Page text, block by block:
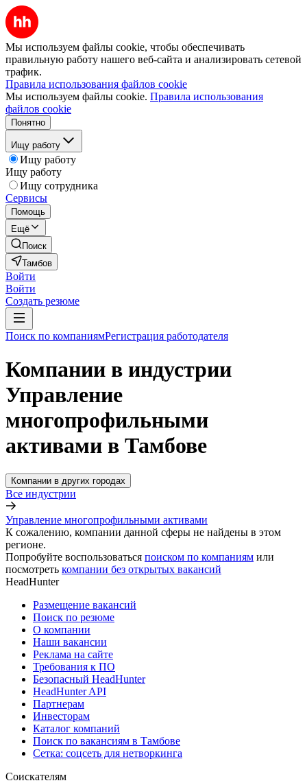
Мы используем файлы cookie, чтобы обеспечивать
правильную работу нашего веб-сайта и анализировать сетевой
трафик.
Правила использования файлов cookie
Мы используем файлы cookie. Правила использования
файлов cookie
Понятно
Ищу работу
Ищу работу
Ищу работу
Ищу сотрудника
Сервисы
Помощь
Ещё
Поиск
Тамбов
Войти
Войти
Создать резюме
Поиск по компаниямРегистрация работодателя
Компании в индустрии
Управление
многопрофильными
активами в Тамбове
Компании в других городах
Все индустрии
Управление многопрофильными активами
К сожалению, компании данной сферы не найдены в этом
регионе.
Попробуйте воспользоваться поиском по компаниям или
посмотреть компании без открытых вакансий
HeadHunter
Размещение вакансий
Поиск по резюме
О компании
Наши вакансии
Реклама на сайте
Требования к ПО
Безопасный HeadHunter
HeadHunter API
Партнерам
Инвесторам
Каталог компаний
Поиск по вакансиям в Тамбове
Сетка: соцсеть для нетворкинга
Соискателям